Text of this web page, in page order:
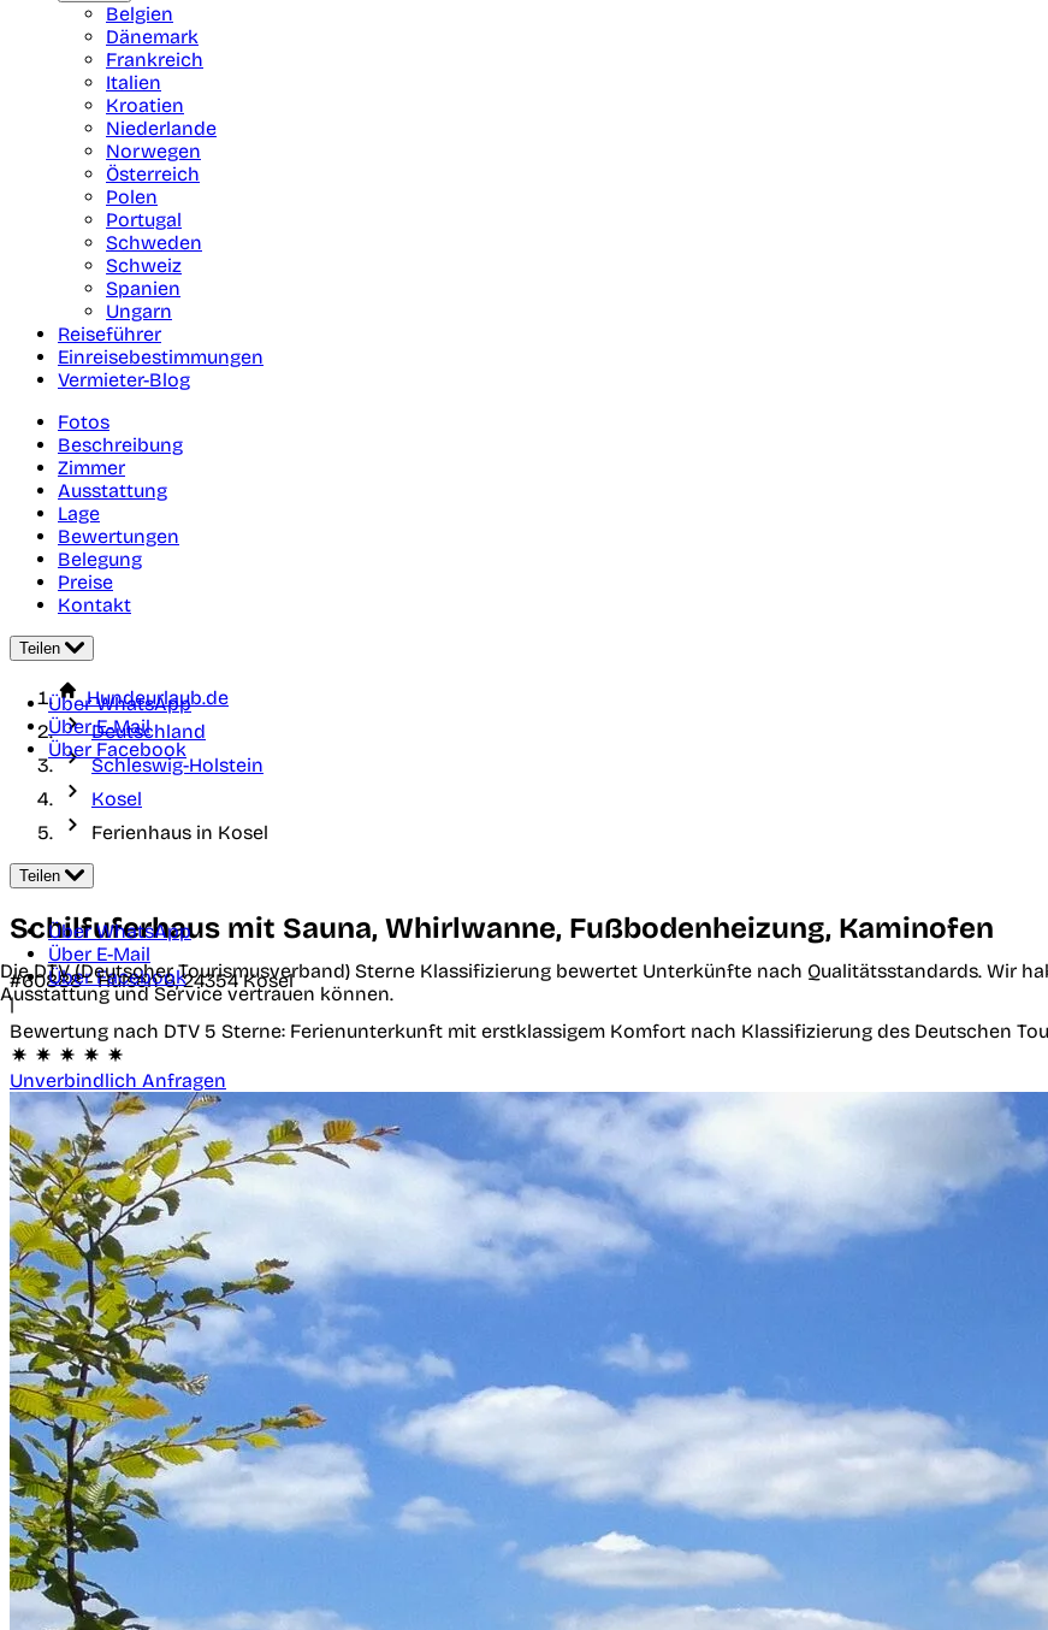
Belgien
Dänemark
Frankreich
Italien
Kroatien
Niederlande
Norwegen
Österreich
Polen
Portugal
Schweden
Schweiz
Spanien
Ungarn
Reiseführer
Einreisebestimmungen
Vermieter-Blog
Fotos
Beschreibung
Zimmer
Ausstattung
Lage
Bewertungen
Belegung
Preise
Kontakt
Teilen
Über WhatsApp
Über E-Mail
Über Facebook
Hundeurlaub.de
Deutschland
Schleswig-Holstein
Kosel
Ferienhaus in Kosel
Teilen
Über WhatsApp
Über E-Mail
Über Facebook
Schilfuferhaus mit Sauna, Whirlwanne, Fußbodenheizung, Kaminofen
#60888 -Hülsen 6,24354Kosel
|
Bewertung nach DTV 5 Sterne: Ferienunterkunft mit erstklassigem Komfort nach Klassifizierung des Deutschen
Die DTV (Deutscher Tourismusverband) Sterne Klassifizierung bewertet Unterkünfte nach Qualitätsstandards. Wir
Ausstattung und Service vertrauen können.
Unverbindlich Anfragen